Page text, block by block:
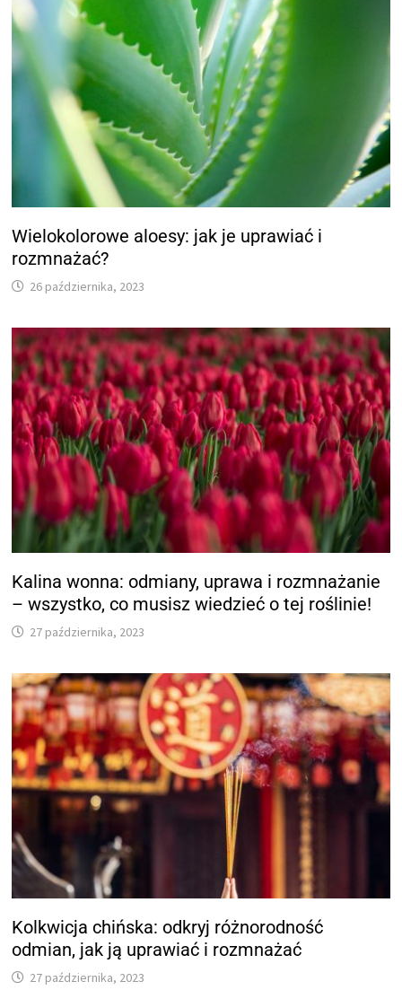
Wielokolorowe aloesy: jak je uprawiać i
rozmnażać?
26 października, 2023
Kalina wonna: odmiany, uprawa i rozmnażanie
– wszystko, co musisz wiedzieć o tej roślinie!
27 października, 2023
Kolkwicja chińska: odkryj różnorodność
odmian, jak ją uprawiać i rozmnażać
27 października, 2023